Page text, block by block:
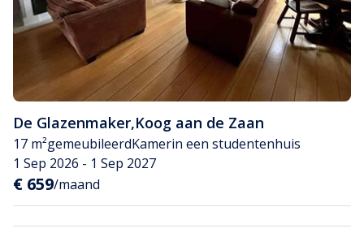
De Glazenmaker,Koog aan de Zaan
17 m²gemeubileerdKamerin een studentenhuis
1 Sep 2026 - 1 Sep 2027
€ 659/maand